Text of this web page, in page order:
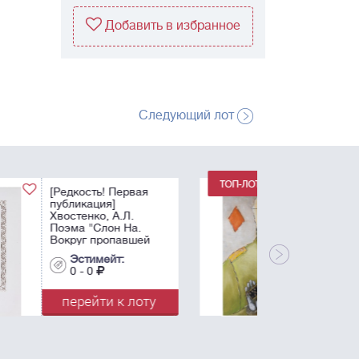
Добавить в избранное
Следующий лот
Немухин, В.Н.
1986. Бумага, масло,
белила. - 83х56 см.
перейти к лоту